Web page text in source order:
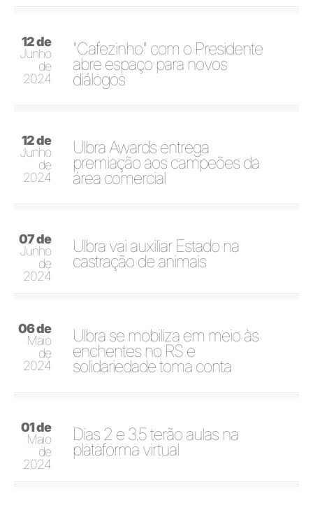
12 de
Junho
de
2024
"Cafezinho" com o Presidente
abre espaço para novos
diálogos
12 de
Junho
de
2024
Ulbra Awards entrega
premiação aos campeões da
área comercial
07 de
Junho
de
2024
Ulbra vai auxiliar Estado na
castração de animais
06 de
Maio
de
2024
Ulbra se mobiliza em meio às
enchentes no RS e
solidariedade toma conta
01 de
Maio
de
2024
Dias 2 e 3.5 terão aulas na
plataforma virtual